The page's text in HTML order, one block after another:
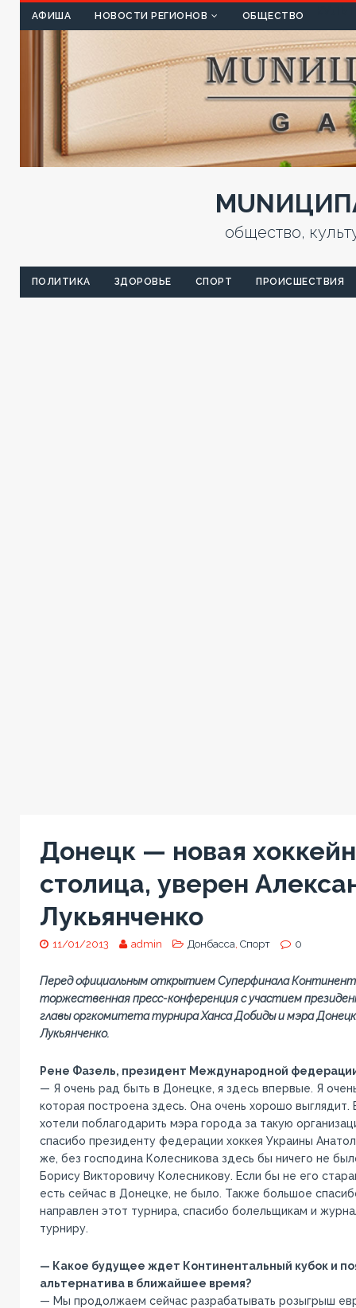
АФИША НОВОСТИ РЕГИОНОВ ОБЩЕСТВО
общество,
ПОЛИТИКА ЗДОРОВЬЕ СПОРТ ПРОИСШЕСТВИЯ
Донецк — новая
столица, уверен
Лукьянченко
11/01/2013 admin Донбасса Спорт 0
Перед официальным открытием Суперфинала
торжественная пресс-конференция с участием
главы оргкомитета турнира Ханса Добиды и мэра
Лукьянченко.
Рене Фазель, президент Международной федерации
— Я очень рад быть в Донецке, я здесь впервые. Я
которая построена здесь. Она очень хорошо
хотели поблагодарить мэра города за такую
спасибо президенту федерации хоккея Украины
же, без господина Колесникова здесь бы ничего не
Борису Викторовичу Колесникову. Если бы не его
есть сейчас в Донецке, не было. Также большое
направлен этот турнира, спасибо болельщикам и
турниру.
— Какое будущее ждет Континентальный кубок и
альтернатива в ближайшее время?
— Мы продолжаем сейчас разрабатывать розыгрыш